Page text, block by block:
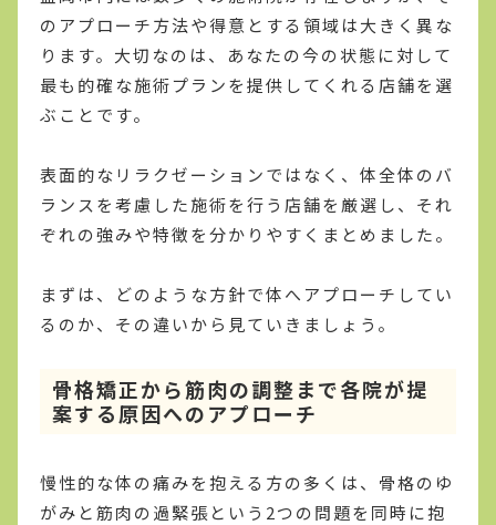
のアプローチ方法や得意とする領域は大きく異な
ります。大切なのは、あなたの今の状態に対して
最も的確な施術プランを提供してくれる店舗を選
ぶことです。
表面的なリラクゼーションではなく、体全体のバ
ランスを考慮した施術を行う店舗を厳選し、それ
ぞれの強みや特徴を分かりやすくまとめました。
まずは、どのような方針で体へアプローチしてい
るのか、その違いから見ていきましょう。
骨格矯正から筋肉の調整まで各院が提
案する原因へのアプローチ
慢性的な体の痛みを抱える方の多くは、骨格のゆ
がみと筋肉の過緊張という2つの問題を同時に抱